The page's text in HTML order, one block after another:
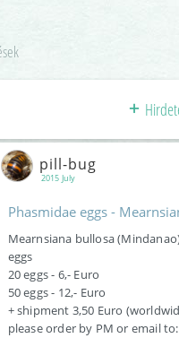
2015 July
pill-bug
Phasmidae eggs -
Mearnsiana bullosa
eggs
20 eggs - 6,- Euro
50 eggs - 12,- Euro
+ shipment 3,50 Euro
please order by PM or email